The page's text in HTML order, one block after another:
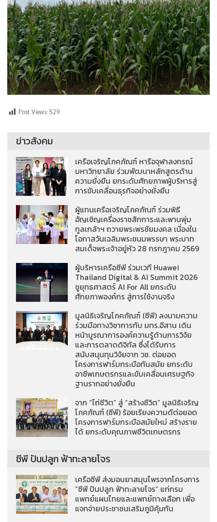
Post Views: 529
ข่าวสังคม
เครือเจริญโภคภัณฑ์ หารือจุฬาลงกรณ์
มหาวิทยาลัย ร่วมพัฒนาหลักสูตรด้าน
ความยั่งยืน ยกระดับศักยภาพผู้บริหารสู่
การขับเคลื่อนธุรกิจอย่างยั่งยืน
ผู้แทนเครือเจริญโภคภัณฑ์ ร่วมพิธี
อัญเชิญเครื่องราชสักการะและพานพุ่ม
ทูลเกล้าฯ ถวายพระพรชัยมงคล เนื่องใน
โอกาสวันเฉลิมพระชนมพรรษา พระบาท
สมเด็จพระเจ้าอยู่หัว 28 กรกฎาคม 2569
ผู้บริหารเครือซีพี ร่วมเวที Huawei
Thailand Digital & AI Summit 2026
ชูยุทธศาสตร์ AI For All ยกระดับ
ศักยภาพองค์กร สู่การใช้งานจริง
มูลนิธิเจริญโภคภัณฑ์ (ซีพี) ลงนามความ
ร่วมมือทางวิชาการกับ มทร.อีสาน เดิน
หน้าบูรณาการองค์ความรู้ด้านการวิจัย
และการตลาดดิจิทัล ซึ่งได้รับการ
สนับสนุนทุนวิจัยจาก วช. ต่อยอด
โครงการฟาร์มกระบือทันสมัย ยกระดับ
อาชีพเกษตรกรและขับเคลื่อนเศรษฐกิจ
ฐานรากอย่างยั่งยืน
จาก “ไถ่ชีวิต” สู่ “สร้างชีวิต” มูลนิธิเจริญ
โภคภัณฑ์ (ซีพี) ร้อยเรียงความดีต่อยอด
โครงการฟาร์มกระบือสมัยใหม่ สร้างราย
ได้ ยกระดับคุณภาพชีวิตเกษตรกร
ซีพี ปันปลูก ฟ้าทะลายโจร
เครือซีพี ส่งมอบยาสมุนไพรจากโครงการ
“ซีพี ปันปลูก ฟ้าทะลายโจร” แก่กรม
แพทย์แผนไทยและแพทย์ทางเลือก เพื่อ
แจกจ่ายประชาชนเสริมภูมิคุ้มกัน